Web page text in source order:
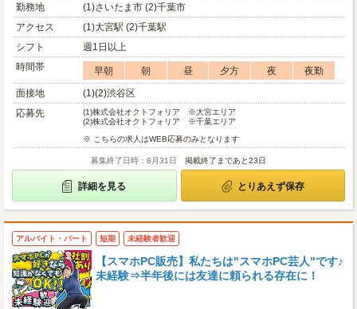
勤務地
(1)さいたま市 (2)千葉市
アクセス
(1)大宮駅 (2)千葉駅
シフト
週1日以上
時間帯
早朝 朝 昼 夕方 夜
夜勤
面接地
(1)(2)渋谷区
応募先
(1)株式会社オクトフォリア ※大宮エリア
(2)株式会社オクトフォリア ※千葉エリア
※ こちらの求人はWEB応募のみとなります
募集終了日時：8月31日 掲載終了まであと23日
詳細を見る とりあえず保存
アルバイト・パート 短期 未経験者歓迎
【スマホPC販売】私たちは"スマホPC芸人"です♪
未経験⇒半年後には友達に頼られる存在に！